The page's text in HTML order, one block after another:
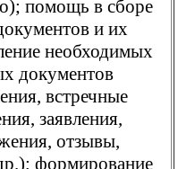
помощь в сборе
и их
необходимых
документов
встречные
заявления,
отзывы,
формирование